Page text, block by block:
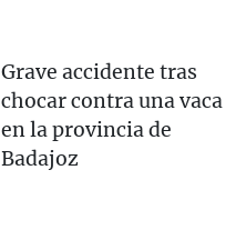
Grave accidente tras
chocar contra una vaca
en la provincia de
Badajoz